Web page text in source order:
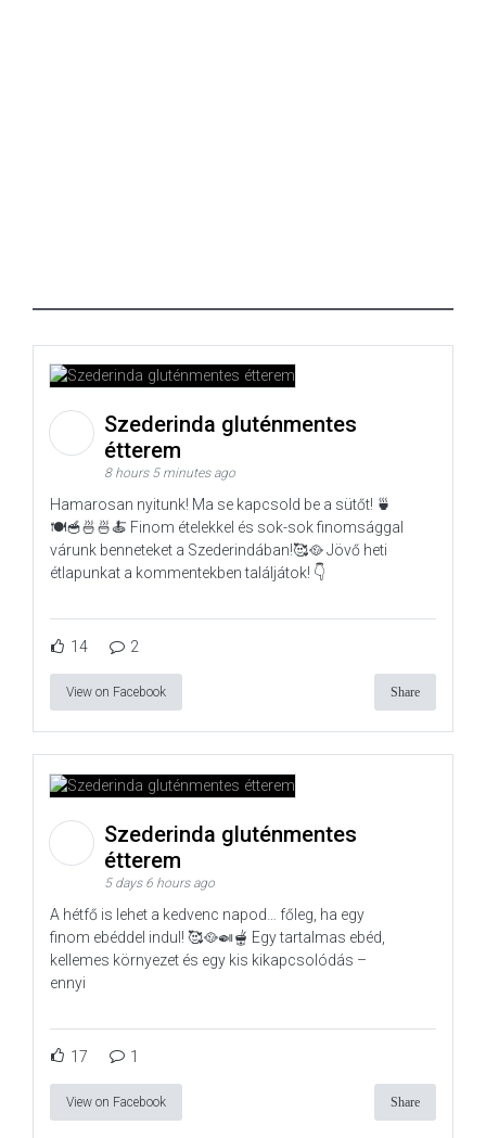
Szederinda gluténmentes
étterem
8 hours 5 minutes ago
Hamarosan nyitunk! Ma se kapcsold be a sütőt! 🍵
🍽️🥣🍜🍜🍝 Finom ételekkel és sok-sok finomsággal
várunk benneteket a Szederindában!🥰🥘 Jövő heti
étlapunkat a kommentekben találjátok! 👇
14 2
View on Facebook Share
Szederinda gluténmentes
étterem
5 days 6 hours ago
A hétfő is lehet a kedvenc napod… főleg, ha egy
finom ebéddel indul! 🥰🥘🍛🫕 Egy tartalmas ebéd,
kellemes környezet és egy kis kikapcsolódás –
ennyi
17 1
View on Facebook Share